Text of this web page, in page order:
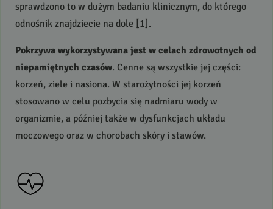
sprawdzono to w dużym badaniu klinicznym, do którego
odnośnik znajdziecie na dole [1].
Pokrzywa wykorzystywana jest w celach zdrowotnych od
niepamiętnych czasów. Cenne są wszystkie jej części:
korzeń, ziele i nasiona. W starożytności jej korzeń
stosowano w celu pozbycia się nadmiaru wody w
organizmie, a później także w dysfunkcjach układu
moczowego oraz w chorobach skóry i stawów.